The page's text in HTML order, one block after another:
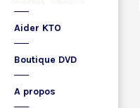
Aider KTO
Boutique DVD
A propos